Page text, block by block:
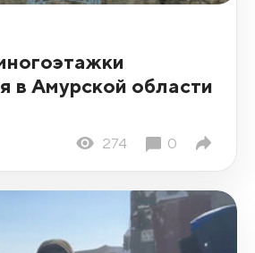
в Амурской области
274 0